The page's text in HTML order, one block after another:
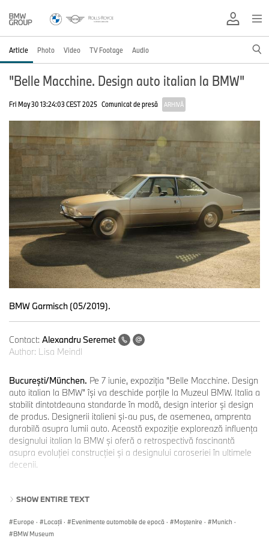
Article Photo Video TV Footage Audio
"Belle Macchine. Design auto italian la BMW"
Fri May 30 13:24:03 CEST 2025 Comunicat de presă ARHIVĂ
BMW Garmisch (05/2019).
Contact: Alexandru Seremet
Author: Lisa Meindl
Bucureşti/München. Pe 7 iunie, expoziţia "Belle Macchine. Design
auto italian la BMW" îşi va deschide porţile la Muzeul BMW. Italia a
stabilit dintotdeauna standarde în modă, design interior şi design
de produs. Designerii italieni și-au pus, de asemenea, amprenta
durabilă asupra lumii auto. Această expoziţie explorează influenţa
designului italian la BMW şi oferă o retrospectivă fascinantă
asupra evoluţiei construcţiei şi a designului caroseriei în ultimele
decenii.
BMW s-a inspirat din cultura italiană a construcţiei de caroserii
încă din anii 1930. Colaborările cu designeri renumiţi precum
Giorgetto Giugiaro, Giovanni Michelotti şi Marcello Gandini au
SHOW ENTIRE TEXT
Europe · Locații · Evenimente automobile de epocă · Moștenire · Munich ·
BMW Museum